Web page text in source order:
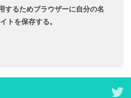
するためブラウザーに自分の名
トを保存する。